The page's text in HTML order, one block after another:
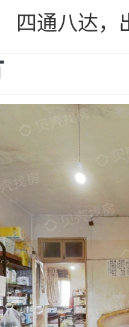
四通八达，